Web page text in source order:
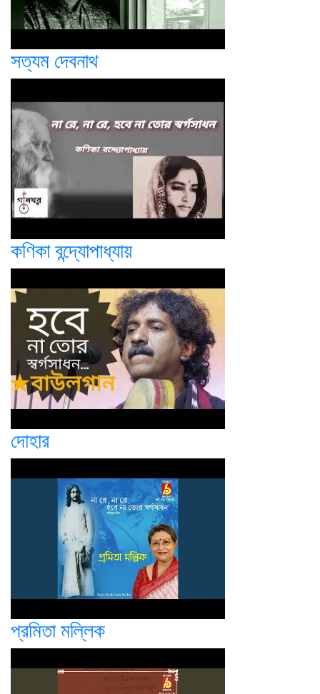
সত্যম দেবনাথ
কণিকা বন্দ্যোপাধ্যায়
দোহার
প্রমিতা মল্লিক